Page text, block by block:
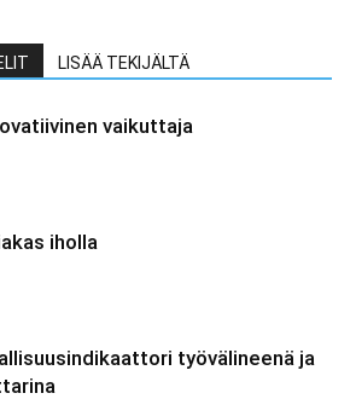
LISÄÄ TEKIJÄLTÄ
vaikuttaja
iholla
työvälineenä ja